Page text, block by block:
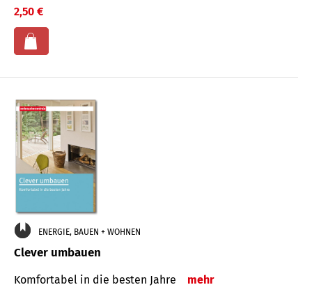
2,50 €
ENERGIE, BAUEN + WOHNEN
Clever umbauen
Komfortabel in die besten Jahre mehr